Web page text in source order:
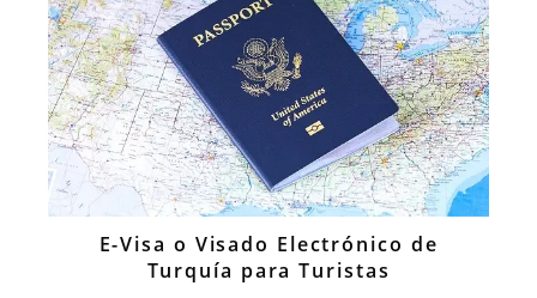
E-Visa o Visado Electrónico de
Turquía para Turistas